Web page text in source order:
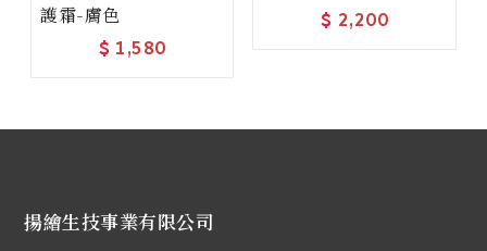
護霜-膚色
$ 1,580
$ 2,200
揚繪生技事業有限公司